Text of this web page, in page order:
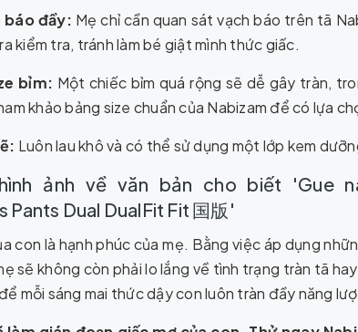
báo đầy: Mẹ chỉ cần quan sát vạch báo trên tã
kiểm tra, tránh làm bé giật mình thức giấc.
bỉm: Một chiếc bỉm quá rộng sẽ dễ gây tràn,
khảo bảng size chuẩn của Nabizam để có lựa
Luôn lau khô và có thể sử dụng một lớp kem
con là hạnh phúc của mẹ. Bằng việc áp dụng
sẽ không còn phải lo lắng về tình trạng tràn tã
mỗi sáng mai thức dậy con luôn tràn đầy năng